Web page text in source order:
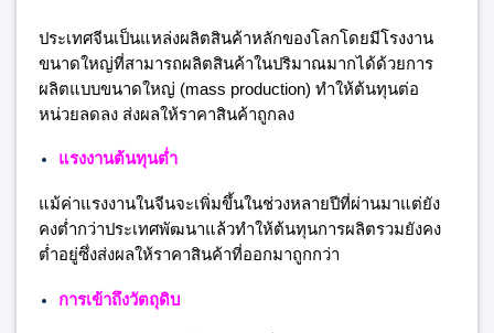
ประเทศจีนเป็นแหล่งผลิตสินค้าหลักของโลกโดยมีโรงงาน
ขนาดใหญ่ที่สามารถผลิตสินค้าในปริมาณมากได้ด้วยการ
ผลิตแบบขนาดใหญ่ (mass production) ทำให้ต้นทุนต่อ
หน่วยลดลง ส่งผลให้ราคาสินค้าถูกลง
แรงงานต้นทุนต่ำ
แม้ค่าแรงงานในจีนจะเพิ่มขึ้นในช่วงหลายปีที่ผ่านมาแต่ยัง
คงต่ำกว่าประเทศพัฒนาแล้วทำให้ต้นทุนการผลิตรวมยังคง
ต่ำอยู่ซึ่งส่งผลให้ราคาสินค้าที่ออกมาถูกกว่า
การเข้าถึงวัตถุดิบ